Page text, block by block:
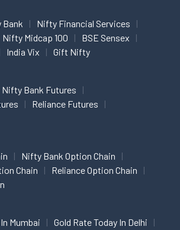
Nifty Financial Services
Nifty Midcap 100
BSE Sensex
India Vix Gift Nifty
Nifty Bank Futures
Reliance Futures
Nifty Bank Option Chain
Chain
Reliance Option Chain
Mumbai
Gold Rate Today In Delhi